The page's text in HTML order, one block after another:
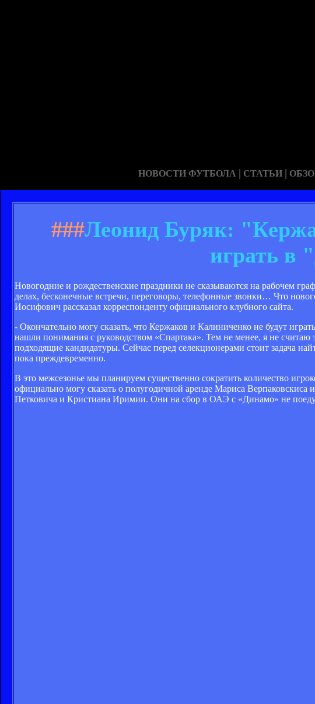
НОВОСТИ ФУТБОЛА | СТАТЬИ |
###Леонид Буряк:
играть в
Новогодние и рождественские праздники не сказываются на рабочем
делах, бесконечные встречи, переговоры, телефонные звонки… Что
Иосифович рассказал корреспонденту официального клубного сайта.
- Окончательно могу сказать, что Кержаков и Калиниченко не будут
нашли понимания с руководством «Спартака». Тем не менее, я не
подходящие кандидатуры. Сейчас перед селекционерами стоит задача
пока преждевременно.
В это межсезонье мы планируем существенно сократить количество
официально могу сказать о полугодичной аренде Мариса
Петковича и Кристиана Иримии. Они на сбор в ОАЭ с «Динамо» не